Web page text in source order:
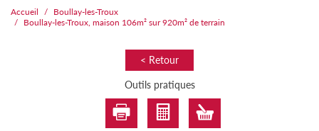
Accueil
Boullay-les-Troux
Boullay-les-Troux, maison 106m² sur 920m² de terrain
< Retour
Outils pratiques